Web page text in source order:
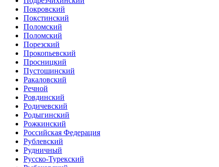
Покровский
Покстинский
Поломский
Поломский
Порезский
Прокопьевский
Просницкий
Пустошинский
Ракаловский
Речной
Ровдинский
Родичевский
Родыгинский
Рожкинский
Российская Федерация
Рублевский
Рудничный
Русско-Турекский